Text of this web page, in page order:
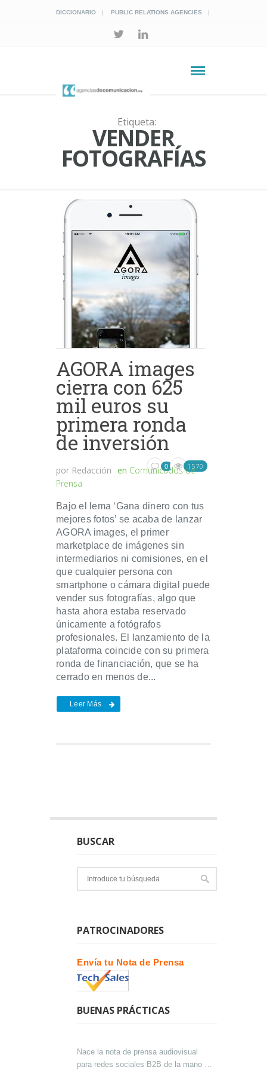
DICCIONARIO PUBLIC RELATIONS AGENCIES
Etiqueta:
VENDER
FOTOGRAFÍAS
AGORA images
cierra con 625
mil euros su
primera ronda
de inversión
por Redacción en Comunicados de
Prensa
0 1570
Bajo el lema ‘Gana dinero con tus
mejores fotos’ se acaba de lanzar
AGORA images, el primer
marketplace de imágenes sin
intermediarios ni comisiones, en el
que cualquier persona con
smartphone o cámara digital puede
vender sus fotografías, algo que
hasta ahora estaba reservado
únicamente a fotógrafos
profesionales. El lanzamiento de la
plataforma coincide con su primera
ronda de financiación, que se ha
cerrado en menos de...
Leer Más
BUSCAR
PATROCINADORES
Envía tu Nota de Prensa
BUENAS PRÁCTICAS
Nace la nota de prensa audiovisual
para redes sociales B2B de la mano de